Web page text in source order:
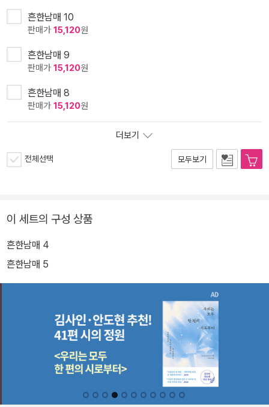
흔한남매 10
판매가 15,120원
흔한남매 9
판매가 15,120원
흔한남매 8
판매가 15,120원
더보기
전체선택 모두보기
이 세트의 구성 상품
흔한남매 4
흔한남매 5